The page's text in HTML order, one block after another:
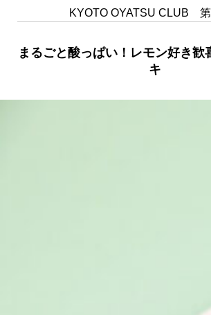
SERIES
カレーが好き
京都おやつクラブ
KYOTO OYATSU CLUB 第
まるごと酸っぱい！レモン好き歓
キ